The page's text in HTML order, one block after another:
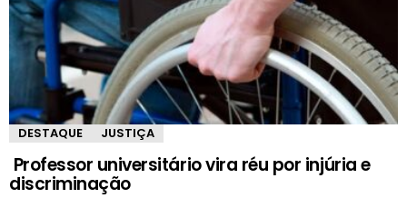
DESTAQUE JUSTIÇA
Professor universitário vira réu por injúria e
discriminação